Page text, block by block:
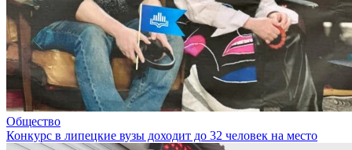
Общество
Конкурс в липецкие вузы доходит до 32 человек на место